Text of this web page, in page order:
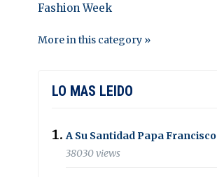
Fashion Week
More in this category »
LO MAS LEIDO
A Su Santidad Papa Francisco
38030 views